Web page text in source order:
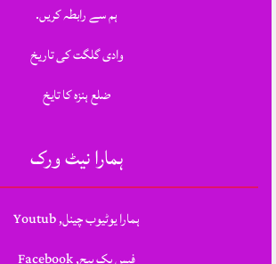
ہم سے رابطہ کریں.
وادی گلگت کی تاریخ
ضلع ہنزہ کا تایخ
ہمارا نیٹ ورک
ہمارا یوٹیوب چینل, Youtub